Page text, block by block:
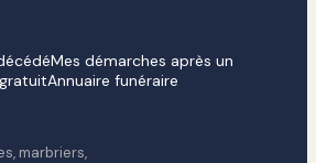
Mes démarches après un
Annuaire funéraire
marbriers,